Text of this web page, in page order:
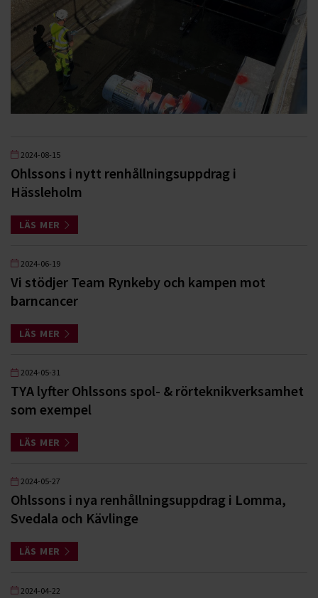
2024-08-15
Ohlssons i nytt renhållningsuppdrag i
Hässleholm
LÄS MER
2024-06-19
Vi stödjer Team Rynkeby och kampen mot
barncancer
LÄS MER
2024-05-31
TYA lyfter Ohlssons spol- & rörteknikverksamhet
som exempel
LÄS MER
2024-05-27
Ohlssons i nya renhållningsuppdrag i Lomma,
Svedala och Kävlinge
LÄS MER
2024-04-22